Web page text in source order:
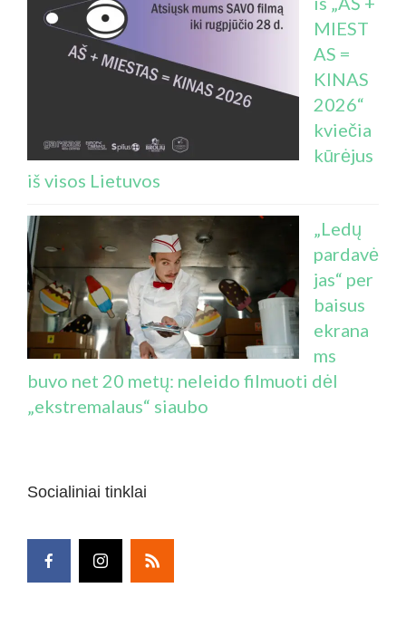
MIEST
AS =
KINAS
2026“
kviečia
kūrėjus
iš visos Lietuvos
„Ledų
pardavė
jas“ per
baisus
ekrana
ms
buvo net 20 metų: neleido filmuoti dėl
„ekstremalaus“ siaubo
Socialiniai tinklai